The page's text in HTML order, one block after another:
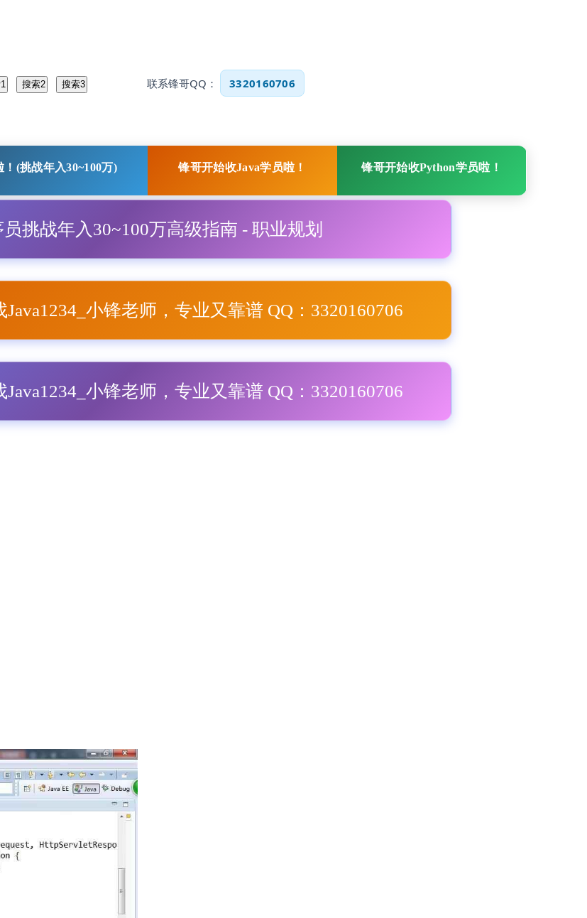
联系锋哥QQ： 3320160706
(挑战年入30~100万) 锋哥开始收Java学员啦！ 锋哥开始收Python学员啦！
挑战年入30~100万高级指南 - 职业规划
小锋老师，专业又靠谱 QQ：3320160706
小锋老师，专业又靠谱 QQ：3320160706